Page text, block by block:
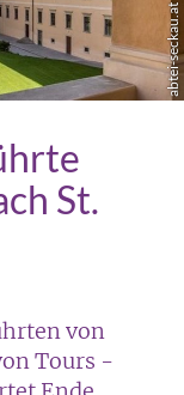
abtei-seckau.at
St.
von
Tours -